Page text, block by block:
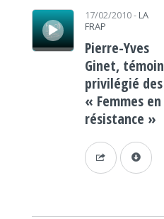
Lecteur audio 17/02/2010- LA
FRAP
Pierre-Yves
Ginet, témoin
privilégié des
« Femmes en
résistance »